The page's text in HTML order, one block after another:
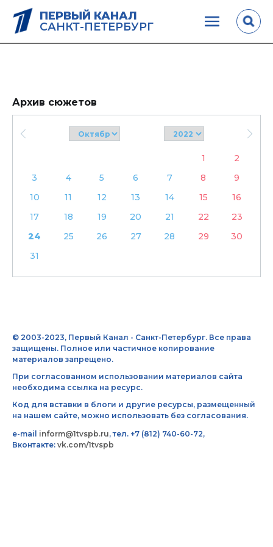
ПЕРВЫЙ КАНАЛ
САНКТ-ПЕТЕРБУРГ
Архив сюжетов
1
2
3
4 5 6 7 8
9
10
11 12 13 14 15
16
17
18 19 20 21 22
23
24
25 26 27 28 29
30
31
© 2003-2023, Первый Канал - Санкт-Петербург. Все права
защищены. Полное или частичное копирование
материалов запрещено.
При согласованном использовании материалов сайта
необходима ссылка на ресурс.
Код для вставки в блоги и другие ресурсы, размещенный
на нашем сайте, можно использовать без согласования.
e-mail inform@1tvspb.ru, тел. +7 (812) 740-60-72,
Вконтакте: vk.com/1tvspb